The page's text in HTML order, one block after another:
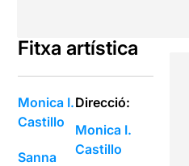
Fitxa artística
Monica I.
Castillo
Sanna
Direcció:
Monica I.
Castillo